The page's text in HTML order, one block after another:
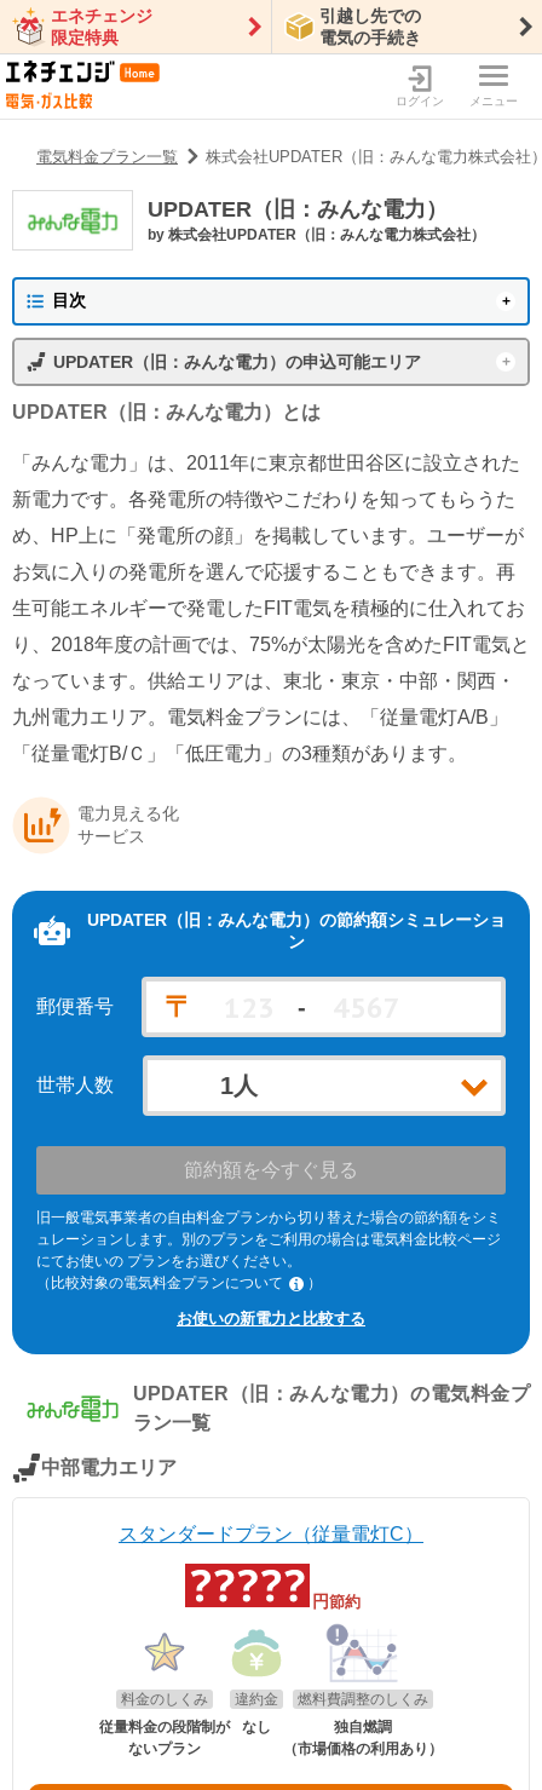
エネチェンジ
限定特典
引越し先での
電気の手続き
ログイン メニュー
電気料金プラン一覧 株式会社UPDATER（旧：みんな電力株式会社
UPDATER（旧：みんな電力）
by 株式会社UPDATER（旧：みんな電力株式会社）
目次
UPDATER（旧：みんな電力）の会社情報
UPDATER（旧：みんな電力） の申込可能エリア
東京電力エリア
北陸電力エリア 中国電力エリア
関西電力エリア 四国電力エリア
北海道電力エリア 九州電力エリア
UPDATER（旧：みんな電力） とは
「みんな電力」は、2011年に東京都世田谷区に設立された
新電力です。各発電所の特徴やこだわりを知ってもらうた
め、HP上に「発電所の顔」を掲載しています。ユーザーが
お気に入りの発電所を選んで応援することもできます。再
生可能エネルギーで発電したFIT電気を積極的に仕入れてお
り、2018年度の計画では、75%が太陽光を含めたFIT電気と
なっています。供給エリアは、東北・東京・中部・関西・
九州電力エリア。電気料金プランには、「従量電灯A/B」
「従量電灯B/Ｃ」「低圧電力」の3種類があります。
電力見える化
サービス
UPDATER（旧：みんな電力） の節約額シミュレーショ
ン
郵便番号 〒 -
世帯人数
節約額を今すぐ見る
旧一般電気事業者の自由料金プランから切り替えた場合の節約額をシミ
ュレーションします。別のプランをご利用の場合は電気料金比較ページ
にてお使いの プランをお選びください。
（比較対象の電気料金プランについて
）
※北海道電力エリア「エネとくポイントプラン」「従量電灯C」、東北
電力エリア「よりそう+ｅねっとバリュー」「よりそう＋ファミリーバ
リュー」(kVA契約)、東京電力エリア「スタンダードS」「スタンダード
量電灯ネクスト」、関西電力エリア「なっトクでんき」「なっトクでん
きBiz」(kVA契約)、中国電力エリア「ぐっとずっと。プラン スマートコ
「おトクeプラン」「ビジネススタンダードプラン」(kVA契約)、九州電
※関西電力エリアの「なっトクでんき」「なっトクでんきBiz」ではガス
お使いの新電力と比較する
UPDATER（旧：みんな電力） の電気料金プ
ラン一覧
中部電力エリア
スタンダードプラン（従量電灯C）
円節約
料金のしくみ
従量料金の段階制が
ないプラン
違約金
なし
燃料費調整のしくみ
独自燃調
（市場価格の利用あり）